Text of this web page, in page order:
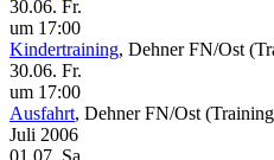
30.06. Fr.
um 17:00
Kindertraining, Dehner FN/Ost
30.06. Fr.
um 17:00
Ausfahrt, Dehner FN/Ost
Juli 2006
01.07. Sa.